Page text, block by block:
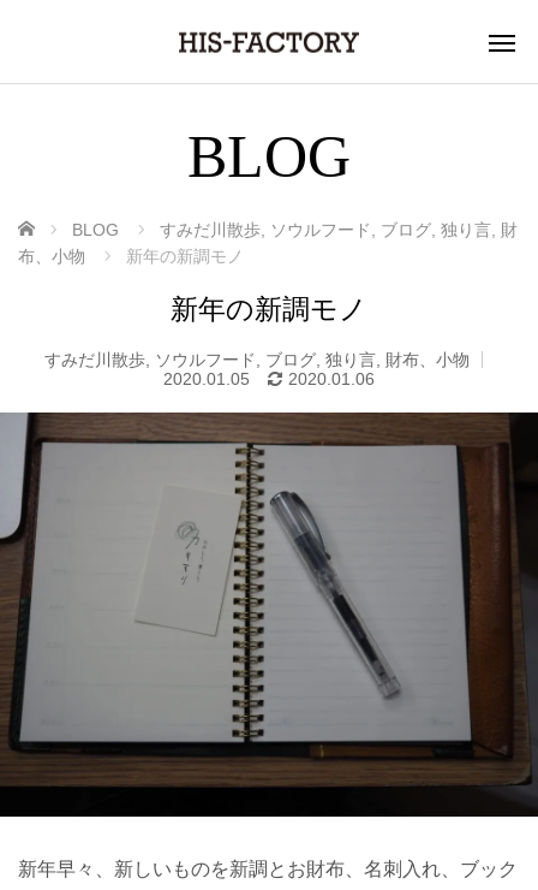
BLOG
ホーム BLOG すみだ川散歩 ソウルフード ブログ 独り言
財
布、小物
新年の新調モノ
新年の新調モノ
すみだ川散歩, ソウルフード ブログ, 独り言, 財布、小物
2020.01.05
2020.01.06
新年早々、新しいものを新調とお財布、名刺入れ、ブック